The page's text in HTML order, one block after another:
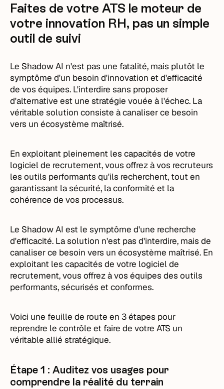
Faites de votre ATS le moteur de
votre innovation RH, pas un simple
outil de suivi
Le Shadow AI n'est pas une fatalité, mais plutôt le
symptôme d'un besoin d'innovation et d'efficacité
de vos équipes. L'interdire sans proposer
d'alternative est une stratégie vouée à l'échec. La
véritable solution consiste à canaliser ce besoin
vers un écosystème maîtrisé.
En exploitant pleinement les capacités de votre
logiciel de recrutement, vous offrez à vos recruteurs
les outils performants qu'ils recherchent, tout en
garantissant la sécurité, la conformité et la
cohérence de vos processus.
Le Shadow AI est le symptôme d'une recherche
d'efficacité. La solution n'est pas d'interdire, mais de
canaliser ce besoin vers un écosystème maîtrisé. En
exploitant les capacités de votre logiciel de
recrutement, vous offrez à vos équipes des outils
performants, sécurisés et conformes.
Voici une feuille de route en 3 étapes pour
reprendre le contrôle et faire de votre ATS un
véritable allié stratégique.
Étape 1 : Auditez vos usages pour
comprendre la réalité du terrain